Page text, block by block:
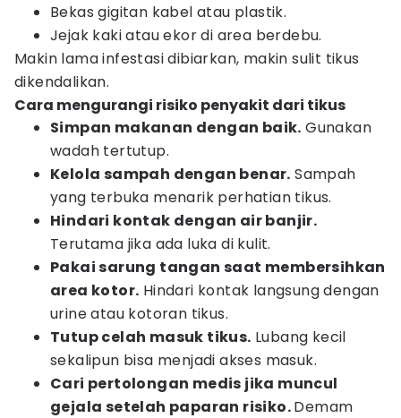
Bekas gigitan kabel atau plastik.
Jejak kaki atau ekor di area berdebu.
Makin lama infestasi dibiarkan, makin sulit tikus
dikendalikan.
Cara mengurangi risiko penyakit dari tikus
Simpan makanan dengan baik. Gunakan
wadah tertutup.
Kelola sampah dengan benar. Sampah
yang terbuka menarik perhatian tikus.
Hindari kontak dengan air banjir.
Terutama jika ada luka di kulit.
Pakai sarung tangan saat membersihkan
area kotor. Hindari kontak langsung dengan
urine atau kotoran tikus.
Tutup celah masuk tikus. Lubang kecil
sekalipun bisa menjadi akses masuk.
Cari pertolongan medis jika muncul
gejala setelah paparan risiko.Demam